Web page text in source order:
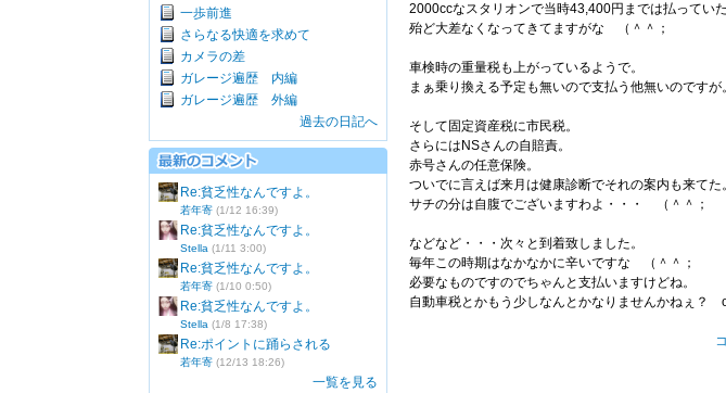
一歩前進
さらなる快適を求めて
カメラの差
ガレージ遍歴 内編
ガレージ遍歴 外編
過去の日記へ
Re:貧乏性なんですよ。
若年寄 (1/12 16:39)
Re:貧乏性なんですよ。
Stella (1/11 3:00)
Re:貧乏性なんですよ。
若年寄 (1/10 0:50)
Re:貧乏性なんですよ。
Stella (1/8 17:38)
Re:ポイントに踊らされる
若年寄 (12/13 18:26)
一覧を見る
2000ccなスタリオンで当時43,400円までは払ってい
殆ど大差なくなってきてますがな （＾＾；
車検時の重量税も上がっているようで。
まぁ乗り換える予定も無いので支払う他無いのですが。
そして固定資産税に市民税。
さらにはNSさんの自賠責。
赤号さんの任意保険。
ついでに言えば来月は健康診断でそれの案内も来てた。
サチの分は自腹でございますわよ・・・ （＾＾；
などなど・・・次々と到着致しました。
毎年この時期はなかなかに辛いですな （＾＾；
必要なものですのでちゃんと支払いますけどね。
自動車税とかもう少しなんとかなりませんかねぇ？